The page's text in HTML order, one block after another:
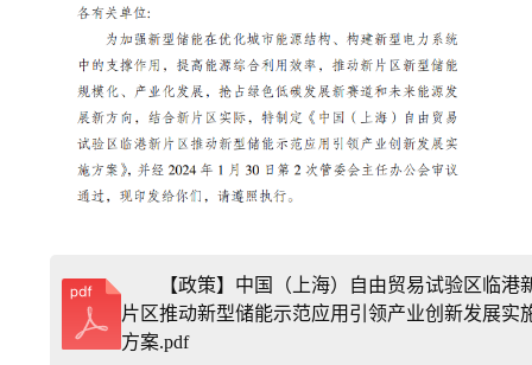
【政策】中国（上海）自由贸易试验区临港
片区推动新型储能示范应用引领产业创新发展实
方案.pdf